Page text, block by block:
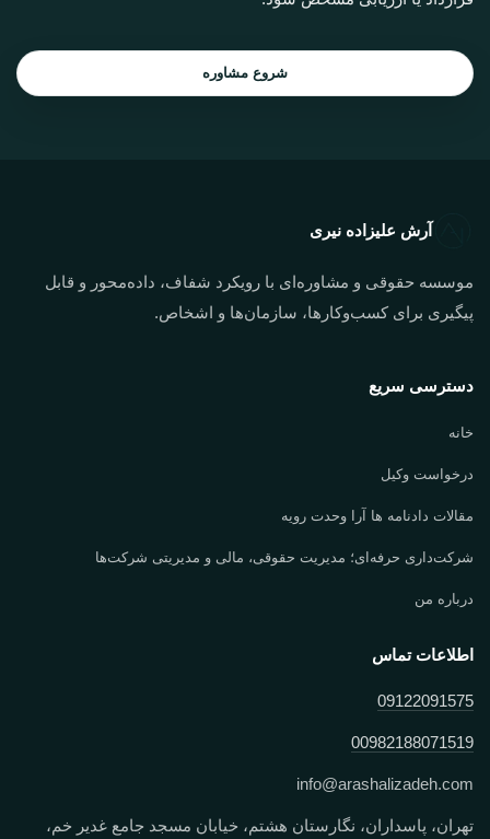
شروع مشاوره
آرش علیزاده نیری
موسسه حقوقی و مشاوره‌ای با رویکرد شفاف، داده‌محور و قابل
پیگیری برای کسب‌وکارها، سازمان‌ها و اشخاص.
دسترسی سریع
خانه
درخواست وکیل
مقالات دادنامه ها آرا وحدت رویه
شرکت‌داری حرفه‌ای؛ مدیریت حقوقی، مالی و مدیریتی شرکت‌ها
درباره من
اطلاعات تماس
09122091575
00982188071519
info@arashalizadeh.com
تهران، پاسداران، نگارستان هشتم، خیابان مسجد جامع غدیر خم،